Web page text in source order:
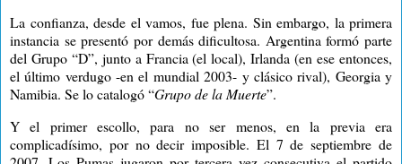
La confianza, desde el vamos, fue plena. Sin embargo, la primera
instancia se presentó por demás dificultosa. Argentina formó parte
del Grupo “D”, junto a Francia (el local), Irlanda (en ese entonces,
el último verdugo -en el mundial 2003- y clásico rival), Georgia y
Namibia. Se lo catalogó “Grupo de la Muerte”.
Y el primer escollo, para no ser menos, en la previa era
complicadísimo, por no decir imposible. El 7 de septiembre de